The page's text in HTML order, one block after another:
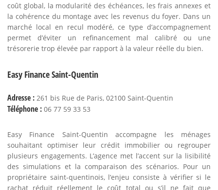
coût global, la modularité des échéances, les frais annexes et
la cohérence du montage avec les revenus du foyer. Dans un
marché local en recul modéré, ce type d’accompagnement
permet d’éviter un refinancement mal calibré ou une
trésorerie trop élevée par rapport à la valeur réelle du bien.
Easy Finance Saint-Quentin
Adresse : 261 bis Rue de Paris, 02100 Saint-Quentin
Téléphone : 06 77 59 33 53
Easy Finance Saint-Quentin accompagne les ménages
souhaitant optimiser leur crédit immobilier ou regrouper
plusieurs engagements. L’agence met l’accent sur la lisibilité
des simulations et la comparaison des scénarios. Pour un
propriétaire saint-quentinois, l’enjeu consiste à vérifier si le
rachat réduit réellement le coût total ou s’il ne fait que